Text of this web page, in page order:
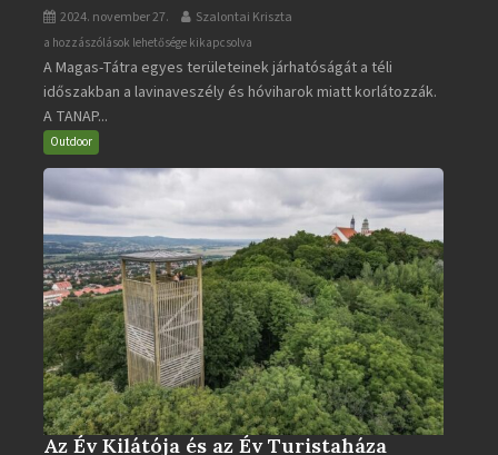
2024. november 27. Szalontai Kriszta
A
Magas-
Tátra
járható
turistaútjai
bejegyzéshez
a hozzászólások lehetősége kikapcsolva
A Magas-Tátra egyes területeinek járhatóságát a téli
időszakban a lavinaveszély és hóviharok miatt korlátozzák.
A TANAP...
Outdoor
Az Év Kilátója és az Év Turistaháza